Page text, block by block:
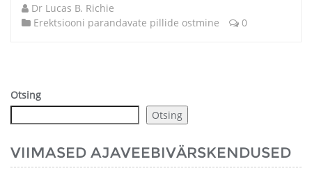
Dr Lucas B. Richie
Erektsiooni parandavate pillide ostmine
0
Otsing
Otsing
VIIMASED AJAVEEBIVÄRSKENDUSED